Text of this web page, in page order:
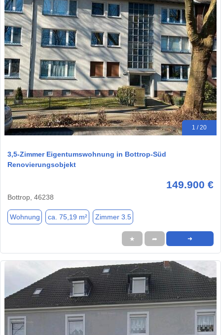
1 / 20
3,5-Zimmer Eigentumswohnung in Bottrop-Süd
Renovierungsobjekt
149.900 €
Bottrop, 46238
Wohnung ca. 75,19 m² Zimmer 3.5
★ ➦ ➜